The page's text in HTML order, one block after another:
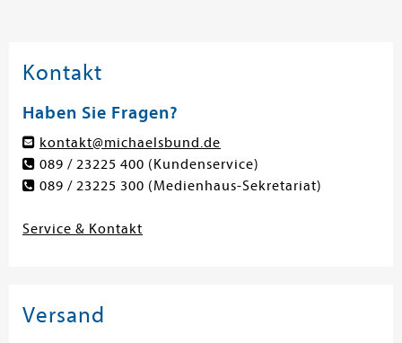
Kontakt
Haben Sie Fragen?
kontakt@michaelsbund.de
089 / 23225 400 (Kundenservice)
089 / 23225 300 (Medienhaus-Sekretariat)
Service & Kontakt
Versand